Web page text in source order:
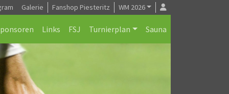
Galerie Fanshop Piesteritz WM 2026
Links FSJ Turnierplan Sauna